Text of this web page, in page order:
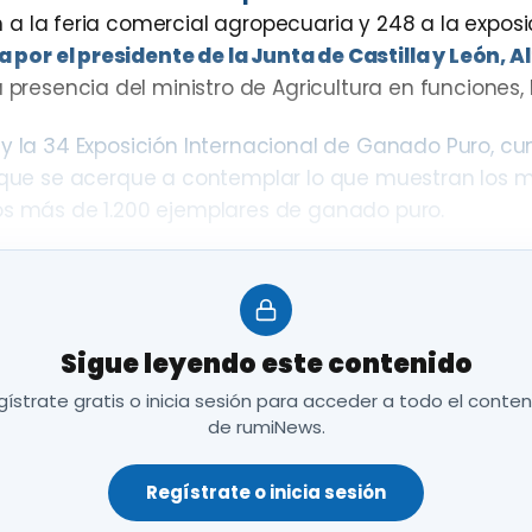
a la feria comercial agropecuaria y 248 a la
por el presidente de la Junta de Castilla y León,
del ministro de Agricultura en funciones,
la 34 Exposición Internacional de Ganado Puro,
se acerque a contemplar lo que muestran los
de 1.200 ejemplares de ganado puro.
que “la apuesta de la Diputación por Salamaq
vista comercial para dar valor al sector primario,
exhibir productos, maquinaria o ejemplares
un esfuerzo ingente humano, organizativo y
de 1.061.380 euros aportados por la
participantes en la Feria Agropecuaria ocuparán
Sigue leyendo este contenido
gratis o inicia sesión para acceder a todo el
de rumiNews.
Regístrate o inicia sesión